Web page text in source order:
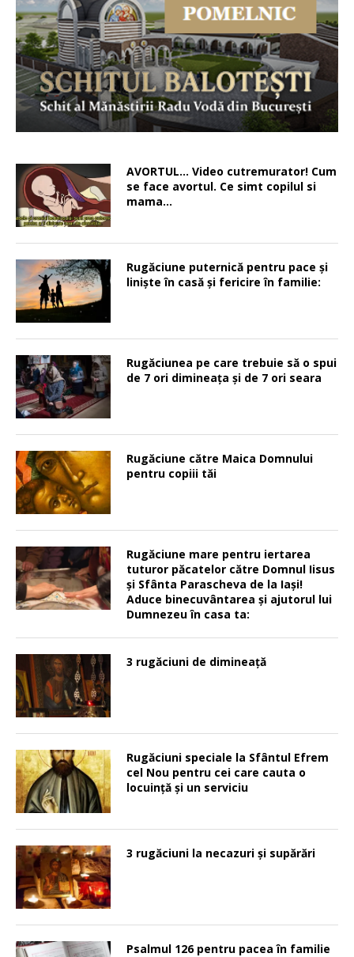
AVORTUL… Video cutremurator! Cum
se face avortul. Ce simt copilul si
mama…
Rugăciune puternică pentru pace şi
linişte în casă şi fericire în familie:
Rugăciunea pe care trebuie să o spui
de 7 ori dimineața și de 7 ori seara
Rugăciune către Maica Domnului
pentru copiii tăi
Rugăciune mare pentru iertarea
tuturor păcatelor către Domnul Iisus
şi Sfânta Parascheva de la Iaşi!
Aduce binecuvântarea şi ajutorul lui
Dumnezeu în casa ta:
3 rugăciuni de dimineață
Rugăciuni speciale la Sfântul Efrem
cel Nou pentru cei care cauta o
locuinţă şi un serviciu
3 rugăciuni la necazuri și supărări
Psalmul 126 pentru pacea în familie